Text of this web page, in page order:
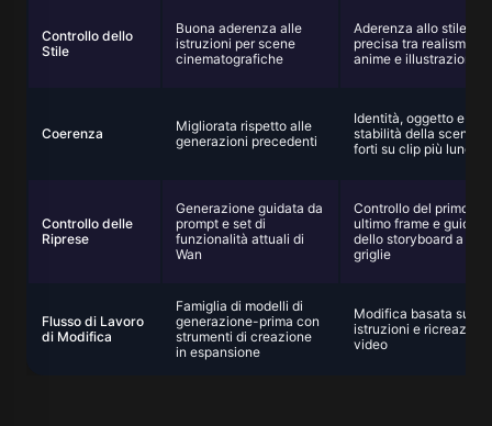
Controllo dello
Stile
Buona aderenza alle
istruzioni per scene
cinematografiche
Aderenza allo stile più
precisa tra realismo,
anime e illustrazione
Coerenza
Migliorata rispetto alle
generazioni precedenti
Identità, oggetto e
stabilità della scena
forti su clip più lunghi
Controllo delle
Riprese
Generazione guidata da
prompt e set di
funzionalità attuali di
Wan
Controllo del primo e
ultimo frame e guida
dello storyboard a 9
griglie
Flusso di Lavoro
di Modifica
Famiglia di modelli di
generazione-prima con
strumenti di creazione
in espansione
Modifica basata su
istruzioni e ricreazione
video